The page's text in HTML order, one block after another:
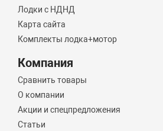
Лодки с НДНД
Карта сайта
Комплекты лодка+мотор
Компания
Сравнить товары
О компании
Акции и спецпредложения
Статьи